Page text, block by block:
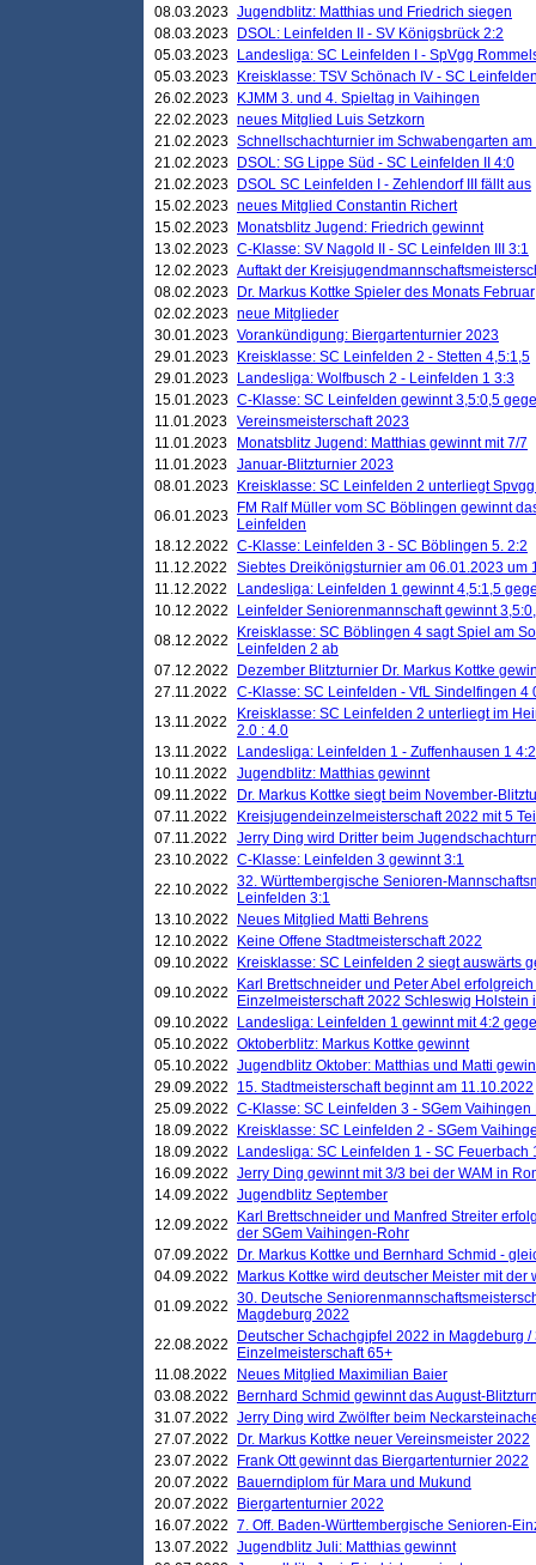
08.03.2023 Jugendblitz: Matthias und Friedrich siegen
08.03.2023
DSOL: Leinfelden II - SV Königsbrück 2:2
05.03.2023
Landesliga: SC Leinfelden I - SpVgg
05.03.2023
Kreisklasse: TSV Schönach IV - SC
26.02.2023
KJMM 3. und 4. Spieltag in Vaihingen
22.02.2023 neues Mitglied Luis Setzkorn
21.02.2023 Schnellschachturnier im Schwabengarten
21.02.2023
DSOL: SG Lippe Süd - SC Leinfelden II 4:0
21.02.2023
DSOL SC Leinfelden I - Zehlendorf III fällt aus
15.02.2023 neues Mitglied Constantin Richert
15.02.2023
Monatsblitz Jugend: Friedrich gewinnt
13.02.2023 C-Klasse: SV Nagold II - SC Leinfelden III 3:1
12.02.2023 Auftakt der
08.02.2023
Dr. Markus Kottke Spieler des Monats Februar
02.02.2023 neue Mitglieder
30.01.2023 Vorankündigung: Biergartenturnier 2023
29.01.2023
Kreisklasse: SC Leinfelden 2 - Stetten 4,5:1,5
29.01.2023
Landesliga: Wolfbusch 2 - Leinfelden 1 3:3
15.01.2023 C-Klasse: SC Leinfelden gewinnt 3,5:0,5
11.01.2023 Vereinsmeisterschaft 2023
11.01.2023
Monatsblitz Jugend: Matthias gewinnt mit 7/7
11.01.2023 Januar-Blitzturnier 2023
08.01.2023
Kreisklasse: SC Leinfelden 2 unterliegt
06.01.2023
FM Ralf Müller vom SC Böblingen gewinnt
Leinfelden
18.12.2022 C-Klasse: Leinfelden 3 - SC Böblingen 5. 2:2
11.12.2022
Siebtes Dreikönigsturnier am 06.01.2023 um
11.12.2022
Landesliga: Leinfelden 1 gewinnt 4,5:1,5
10.12.2022
Leinfelder Seniorenmannschaft gewinnt
08.12.2022
Kreisklasse: SC Böblingen 4 sagt Spiel am
Leinfelden 2 ab
07.12.2022
Dezember Blitzturnier Dr. Markus Kottke
27.11.2022
C-Klasse: SC Leinfelden - VfL Sindelfingen 4
13.11.2022
Kreisklasse: SC Leinfelden 2 unterliegt im
2.0 : 4.0
13.11.2022
Landesliga: Leinfelden 1 - Zuffenhausen 1 4:2
10.11.2022
Jugendblitz: Matthias gewinnt
09.11.2022
Dr. Markus Kottke siegt beim November-
07.11.2022
Kreisjugendeinzelmeisterschaft 2022 mit 5
07.11.2022
Jerry Ding wird Dritter beim
23.10.2022 C-Klasse: Leinfelden 3 gewinnt 3:1
22.10.2022 32. Württembergische Senioren-
Leinfelden 3:1
13.10.2022
Neues Mitglied Matti Behrens
12.10.2022
Keine Offene Stadtmeisterschaft 2022
09.10.2022
Kreisklasse: SC Leinfelden 2 siegt auswärts
09.10.2022
Karl Brettschneider und Peter Abel
Einzelmeisterschaft 2022 Schleswig Holstein
09.10.2022
Landesliga: Leinfelden 1 gewinnt mit 4:2
05.10.2022 Oktoberblitz: Markus Kottke gewinnt
05.10.2022 Jugendblitz Oktober: Matthias und Matti
29.09.2022
15. Stadtmeisterschaft beginnt am 11.10.2022
25.09.2022 C-Klasse: SC Leinfelden 3 - SGem Vaihingen
18.09.2022
Kreisklasse: SC Leinfelden 2 - SGem
18.09.2022
Landesliga: SC Leinfelden 1 - SC Feuerbach
16.09.2022 Jerry Ding gewinnt mit 3/3 bei der WAM in
14.09.2022 Jugendblitz September
12.09.2022
Karl Brettschneider und Manfred Streiter
der SGem Vaihingen-Rohr
07.09.2022
Dr. Markus Kottke und Bernhard Schmid -
04.09.2022
Markus Kottke wird deutscher Meister mit
01.09.2022 30. Deutsche
Magdeburg 2022
22.08.2022
Deutscher Schachgipfel 2022 in Magdeburg
Einzelmeisterschaft 65+
11.08.2022
Neues Mitglied Maximilian Baier
03.08.2022
Bernhard Schmid gewinnt das August-
31.07.2022 Jerry Ding wird Zwölfter beim
27.07.2022
Dr. Markus Kottke neuer Vereinsmeister 2022
23.07.2022
Frank Ott gewinnt das Biergartenturnier 2022
20.07.2022
Bauerndiplom für Mara und Mukund
20.07.2022
Biergartenturnier 2022
16.07.2022 7. Off. Baden-Württembergische Senioren-
13.07.2022 Jugendblitz Juli: Matthias gewinnt